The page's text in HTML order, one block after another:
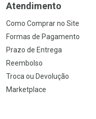
Atendimento
Como Comprar no Site
Formas de Pagamento
Prazo de Entrega
Reembolso
Troca ou Devolução
Marketplace